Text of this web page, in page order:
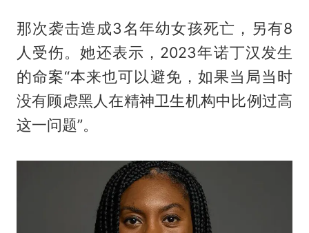
那次袭击造成3名年幼女孩死亡，另有8
人受伤。她还表示，2023年诺丁汉发生
的命案“本来也可以避免，如果当局当时
没有顾虑黑人在精神卫生机构中比例过高
这一问题”。